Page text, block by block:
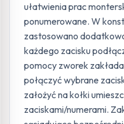
ułatwienia prac
ponumerowane. W
zastosowano
każdego zacisku
pomocy zworek
połączyć wybrane
założyć na kołki
zaciskami/numerami.